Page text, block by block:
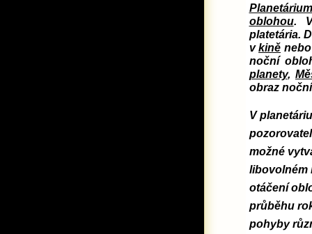
oblohou.
platetária.
vkině
noční
planety,
obraz
V
možné
libovolném
otáčení
průběhu
pohyby